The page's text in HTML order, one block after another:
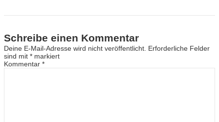
Schreibe einen Kommentar
Deine E-Mail-Adresse wird nicht veröffentlicht. Erforderliche Felder
sind mit * markiert
Kommentar *